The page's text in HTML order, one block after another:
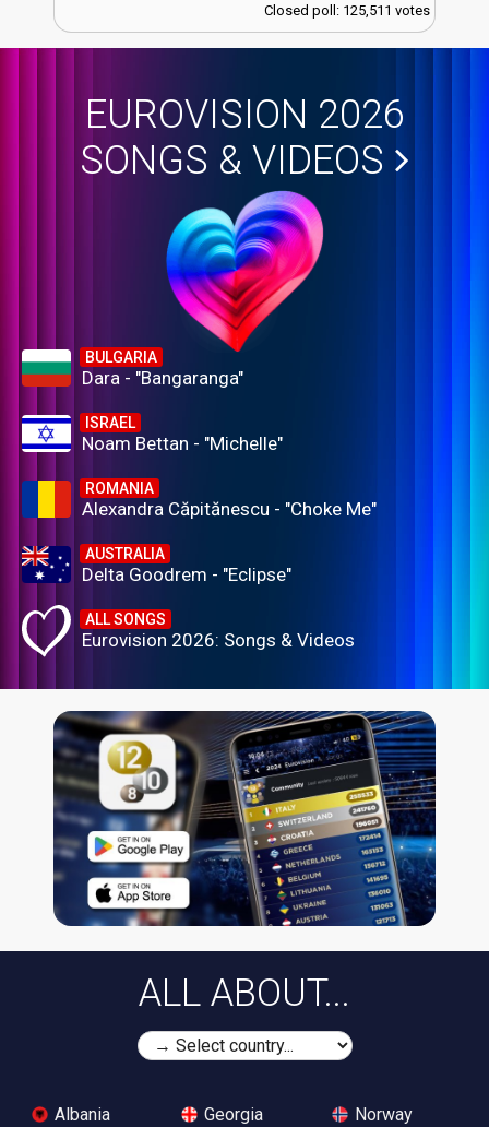
Closed poll: 125,511 votes
EUROVISION 2026
SONGS & VIDEOS
BULGARIA
Dara - "Bangaranga"
ISRAEL
Noam Bettan - "Michelle"
ROMANIA
Alexandra Căpitănescu - "Choke Me"
AUSTRALIA
Delta Goodrem - "Eclipse"
ALL SONGS
Eurovision 2026: Songs & Videos
ALL ABOUT...
Albania
Georgia
Norway